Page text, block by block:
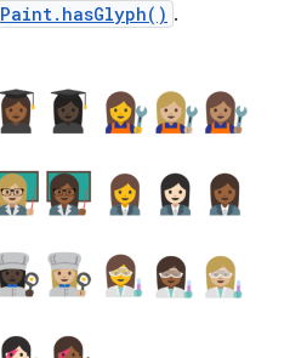
Paint.hasGlyph() .